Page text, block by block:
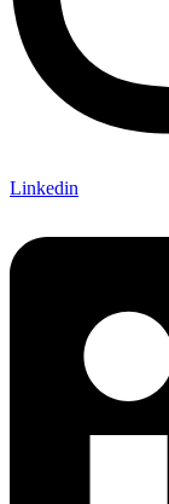
Linkedin